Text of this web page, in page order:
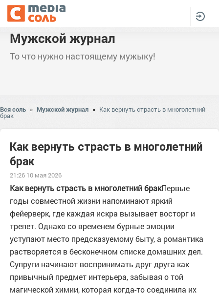
Мужской журнал
То что нужно настоящему мужыку!
Вся соль » Мужской журнал » Как вернуть страсть в многолетний
брак
Как вернуть страсть в многолетний
брак
21:26 10 мая 2026
Как вернуть страсть в многолетний бракПервые
годы совместной жизни напоминают яркий
фейерверк, где каждая искра вызывает восторг и
трепет. Однако со временем бурные эмоции
уступают место предсказуемому быту, а романтика
растворяется в бесконечном списке домашних дел.
Супруги начинают воспринимать друг друга как
привычный предмет интерьера, забывая о той
магической химии, которая когда-то соединила их